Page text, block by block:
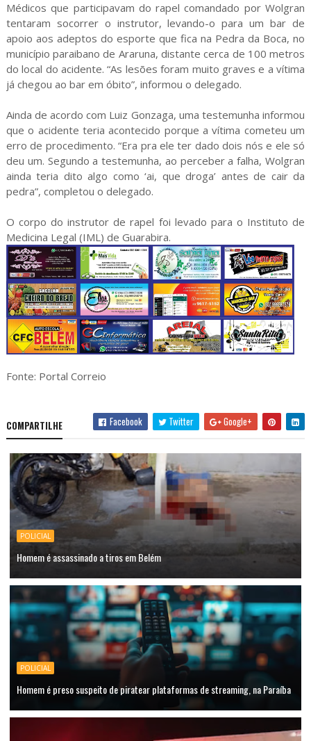
Médicos que participavam do rapel comandado por Wolgran
tentaram socorrer o instrutor, levando-o para um bar de
apoio aos adeptos do esporte que fica na Pedra da Boca, no
município paraibano de Araruna, distante cerca de 100 metros
do local do acidente. “As lesões foram muito graves e a vítima
já chegou ao bar em óbito”, informou o delegado.
Ainda de acordo com Luiz Gonzaga, uma testemunha informou
que o acidente teria acontecido porque a vítima cometeu um
erro de procedimento. “Era pra ele ter dado dois nós e ele só
deu um. Segundo a testemunha, ao perceber a falha, Wolgran
ainda teria dito algo como ‘ai, que droga’ antes de cair da
pedra”, completou o delegado.
O corpo do instrutor de rapel foi levado para o Instituto de
Medicina Legal (IML) de Guarabira.
Fonte: Portal Correio
COMPARTILHE Facebook Twitter Google+
POLICIAL
Homem é assassinado a tiros em Belém
POLICIAL
Homem é preso suspeito de piratear plataformas de streaming, na Paraíba